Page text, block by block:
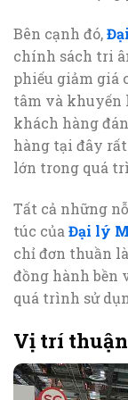
Bên cạnh đó,
chính sách tri
phiếu giảm giá
tâm và khuyến
khách hàng
hàng tại đây
lớn trong quá
Tất cả những
túc của Đại lý
chỉ đơn thuần
đồng hành bền
quá trình sử
Vị trí